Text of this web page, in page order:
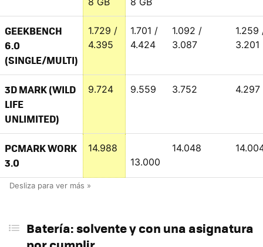
GEEKBENCH
6.0
(SINGLE/MULTI)
1.729 /
4.395
1.701 /
4.424
1.092 /
3.087
1.259
3.201
3D MARK (WILD
LIFE
UNLIMITED)
9.724 9.559 3.752 4.297
PCMARK WORK
3.0
14.988
13.000
14.048
Batería: solvente y con una asignatura